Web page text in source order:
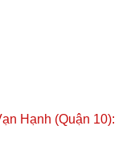
Hạnh (Quận 10):